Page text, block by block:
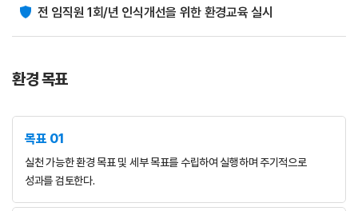
전 임직원 1회/년 인식개선을 위한 환경교육 실시
환경 목표
목표 01
실천 가능한 환경 목표 및 세부 목표를 수립하여 실행하며 주기적으로
성과를 검토한다.